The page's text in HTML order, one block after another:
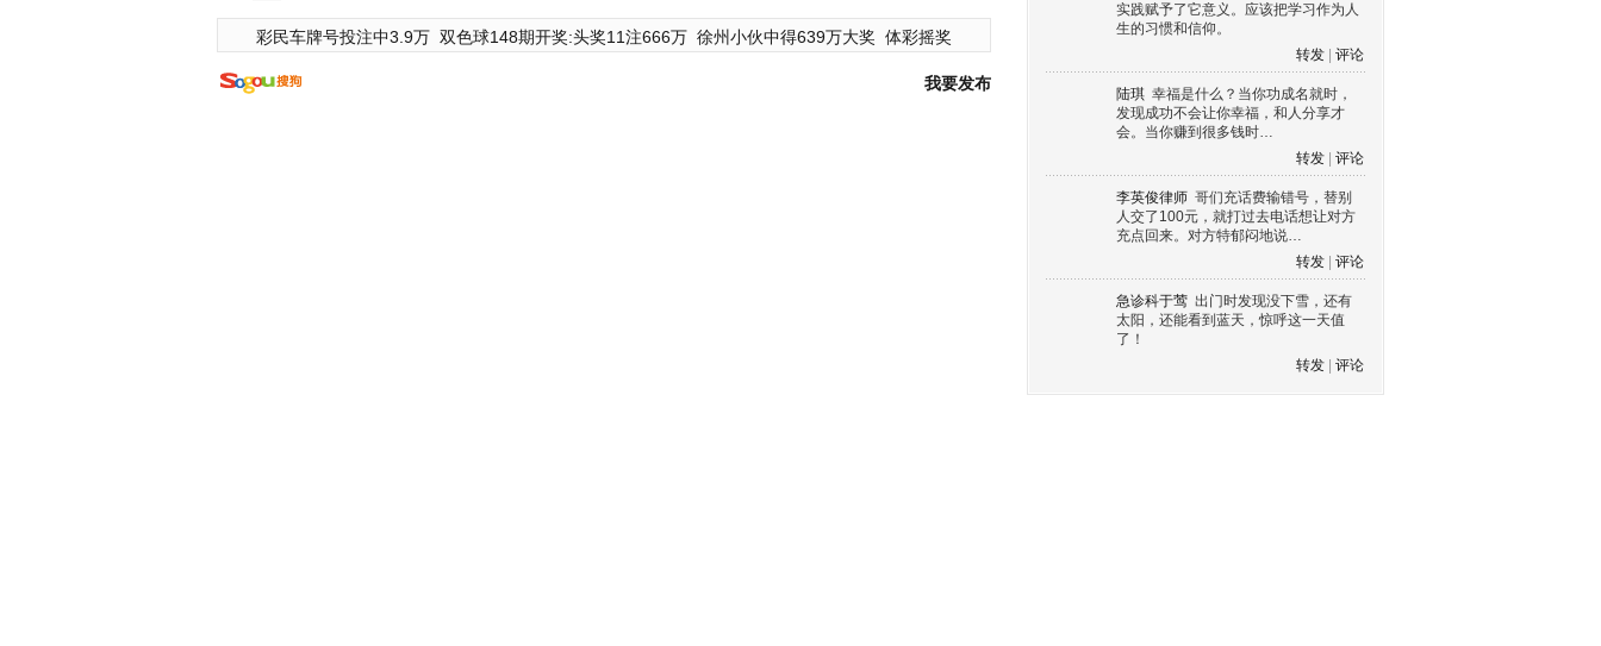
彩民车牌号投注中3.9万 双色球148期开奖:头奖11注666万 徐州小伙中得639万大奖 体彩摇奖
我要发布
实践赋予了它意义。应该把学习作为人
生的习惯和信仰。
转发
评论
陆琪 幸福是什么？当你功成名就时，
发现成功不会让你幸福，和人分享才
会。当你赚到很多钱时…
转发
评论
李英俊律师 哥们充话费输错号，替别
人交了100元，就打过去电话想让对方
充点回来。对方特郁闷地说…
转发
评论
急诊科于莺 出门时发现没下雪，还有
太阳，还能看到蓝天，惊呼这一天值
了！
转发
评论